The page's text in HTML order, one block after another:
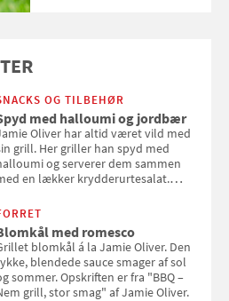
OG TILBEHØR
med halloumi og jordbær
Oliver har altid været vild med
grill. Her griller han spyd med
og serverer dem sammen
en lækker krydderurtesalat.
af Jamie Oliver.
med romesco
blomkål á la Jamie Oliver. Den
blendede sauce smager af sol
sommer. Opskriften er fra "BBQ –
grill, stor smag" af Jamie Oliver.